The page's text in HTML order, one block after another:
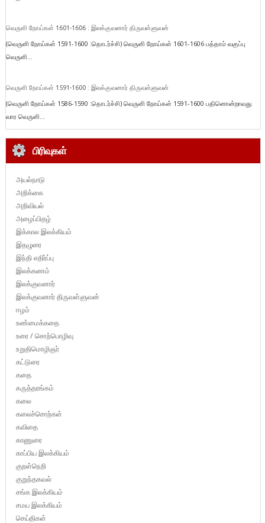
வெருளி நோய்கள் 1601-1606 : இலக்குவனார் திருவள்ளுவன்
(வெருளி நோய்கள் 1591-1600 :தொடர்ச்சி) வெருளி நோய்கள் 1601-1606 பத்தாம் வகுப்பு
வெருளி...
வெருளி நோய்கள் 1591-1600 : இலக்குவனார் திருவள்ளுவன்
(வெருளி நோய்கள் 1586-1590 :தொடர்ச்சி) வெருளி நோய்கள் 1591-1600 பதினொன்றாவது
வார வெருளி...
பிரிவுகள்
அயல்நாடு
அறிக்கை
அறிவியல்
அழைப்பிதழ்
இக்கால இலக்கியம்
இதழுரை
இந்தி எதிர்ப்பு
இலக்கணம்
இலக்குவனார்
இலக்குவனார் திருவள்ளுவன்
ஈழம்
உண்மைக்கதை
உரை / சொற்பொழிவு
உறுதிமொழிஞர்
கட்டுரை
கதை
கருத்தரங்கம்
கலை
கலைச்சொற்கள்
கவிதை
காணுரை
காப்பிய இலக்கியம்
குறள்நெறி
குறுந்தகவல்
சங்க இலக்கியம்
சமய இலக்கியம்
செய்திகள்